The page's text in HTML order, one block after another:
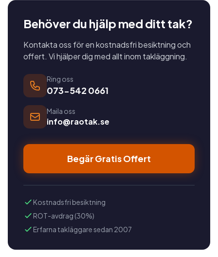
Behöver du hjälp med ditt tak?
Kontakta oss för en kostnadsfri besiktning och
offert. Vi hjälper dig med allt inom takläggning.
Ring oss
073-542 0661
Maila oss
info@raotak.se
Begär Gratis Offert
Kostnadsfri besiktning
ROT-avdrag (30%)
Erfarna takläggare sedan 2007